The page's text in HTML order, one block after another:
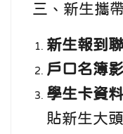
三、新生攜
新生報到
戶口名簿
學生卡資
貼新生大